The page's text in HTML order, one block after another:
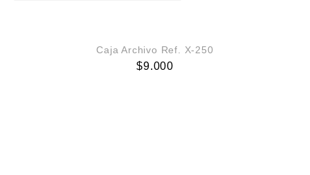
Caja Archivo Ref. X-250
$9.000